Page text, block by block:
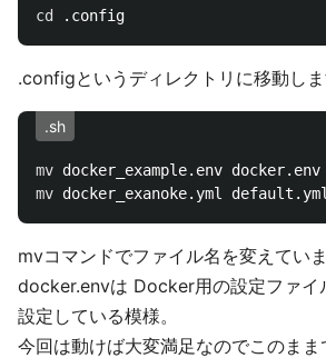
cd
.configというディレクトリに移動しま
.sh
mv
mv
mvコマンドでファイル名を変えていま
docker.envは Docker用の設定ファイ
設定している模様。
今回は動けば大変満足なのでこのまま